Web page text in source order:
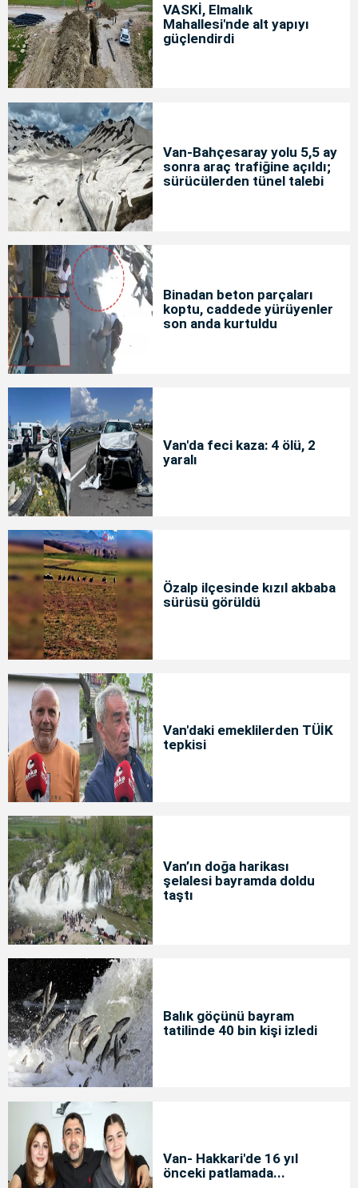
VASKİ, Elmalık
Mahallesi'nde alt yapıyı
güçlendirdi
Van-Bahçesaray yolu 5,5 ay
sonra araç trafiğine açıldı;
sürücülerden tünel talebi
Binadan beton parçaları
koptu, caddede yürüyenler
son anda kurtuldu
Van'da feci kaza: 4 ölü, 2
yaralı
Özalp ilçesinde kızıl akbaba
sürüsü görüldü
Van'daki emeklilerden TÜİK
tepkisi
Van’ın doğa harikası
şelalesi bayramda doldu
taştı
Balık göçünü bayram
tatilinde 40 bin kişi izledi
Van- Hakkari'de 16 yıl
önceki patlamada...